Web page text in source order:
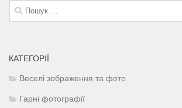
Пошук:
КАТЕГОРІЇ
Веселі зображення та фото
Гарні фотографії